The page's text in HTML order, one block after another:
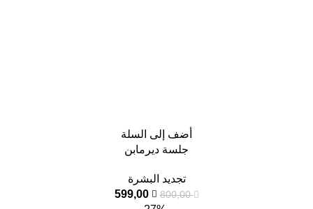
أضف إلى السلة
جلسة ديرمابن
تجديد البشرة
800,00
599,00